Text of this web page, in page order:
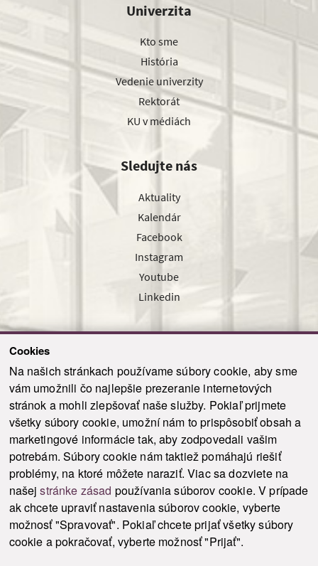
Cookies
Na našich stránkach používame súbory cookie, aby sme
vám umožnili čo najlepšie prezeranie internetových
stránok a mohli zlepšovať naše služby. Pokiaľ prijmete
všetky súbory cookie, umožní nám to prispôsobiť obsah a
marketingové informácie tak, aby zodpovedali vašim
potrebám. Súbory cookie nám taktiež pomáhajú riešiť
problémy, na ktoré môžete naraziť. Viac sa dozviete na
našejstránke zásad používania súborov cookie. V prípade
ak chcete upraviť nastavenia súborov cookie, vyberte
možnosť "Spravovať". Pokiaľ chcete prijať všetky súbory
cookie a pokračovať, vyberte možnosť "Prijať".
Univerzita
Kto sme
História
Vedenie univerzity
Rektorát
KU v médiách
Sledujte nás
Aktuality
Kalendár
Facebook
Instagram
Youtube
Linkedin
Odoslať
© 2021-2026 ku.sk. Všetky práva vyhradené. | Ochrana osobných údajov
Vyhlásenie o prístupnosti |
Admin
This site is protected by reCAPTCHA and the Google Privacy Policy and Terms of
Service
apply.